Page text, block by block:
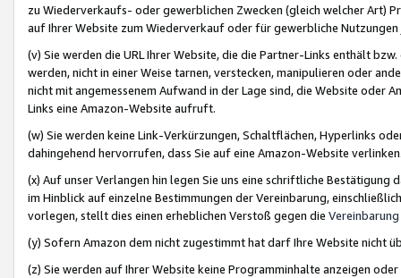
zu Wiederverkaufs- oder gewerblichen Zwecken (gleich welcher Art)
auf Ihrer Website zum Wiederverkauf oder für gewerbliche
(v) Sie werden die URL Ihrer Website, die die Partner-Links enthält
werden, nicht in einer Weise tarnen, verstecken, manipulieren oder
nicht mit angemessenem Aufwand in der Lage sind, die Website oder
Links eine Amazon-Website aufruft.
(w) Sie werden keine Link-Verkürzungen, Schaltflächen, Hyperlinks
dahingehend hervorrufen, dass Sie auf eine Amazon-Website
(x) Auf unser Verlangen hin legen Sie uns eine schriftliche
im Hinblick auf einzelne Bestimmungen der Vereinbarung,
vorlegen, stellt dies einen erheblichen Verstoß gegen die Vereinbarung
(y) Sofern Amazon dem nicht zugestimmt hat darf Ihre Website nicht
(z) Sie werden auf Ihrer Website keine Programminhalte anzeigen